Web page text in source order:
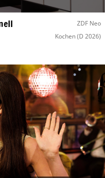
ZDF Neo
Kochen(D 2026)